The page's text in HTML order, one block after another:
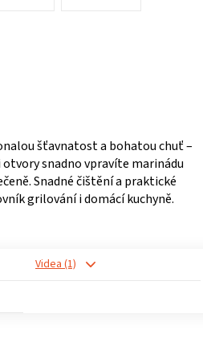
šťavnatost a bohatou chuť –
snadno vpravíte marinádu
Snadné čištění a praktické
grilování i domácí kuchyně.
Videa (1)